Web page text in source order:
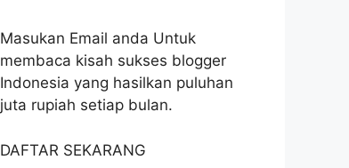
Masukan Email anda Untuk
membaca kisah sukses blogger
Indonesia yang hasilkan puluhan
juta rupiah setiap bulan.
DAFTAR SEKARANG